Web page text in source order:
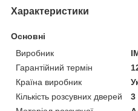
Характеристики
Основні
Виробник
Гарантійний термін
Країна виробник
Кількість розсувних дверей
3